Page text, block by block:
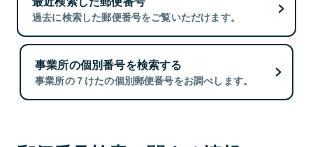
過去に検索した郵便番号をご覧いただけます。
事業所の個別番号を検索する
事業所の７けたの個別郵便番号をお調べします。